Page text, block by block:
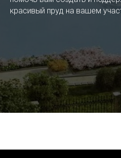
красивый пруд на вашем